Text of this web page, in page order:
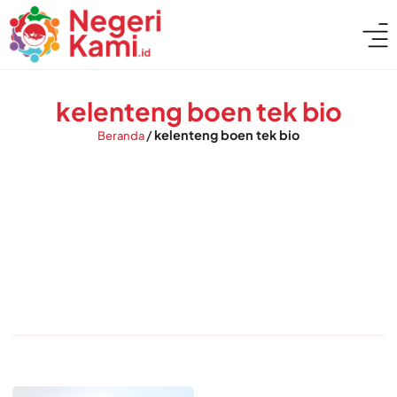
kelenteng boen tek bio
Beranda/kelenteng boen tek bio